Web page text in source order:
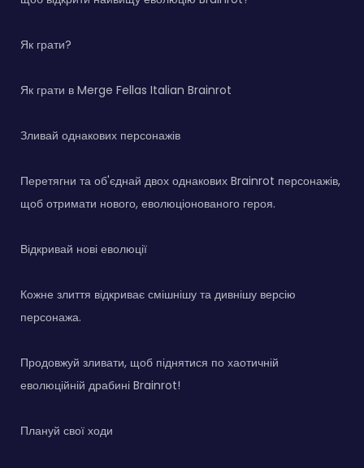
Як грати?
Як грати в Merge Fellas Italian Brainrot
Зливай однакових персонажів
Перетягни та об'єднай двох однакових Brainrot персонажів,
щоб отримати нового, еволюціонованого героя.
Відкривай нові еволюції
Кожне злиття відкриває смішнішу та дивнішу версію
персонажа.
Продовжуй зливати, щоб піднятися по хаотичній
еволюційній драбині Brainrot!
Плануй свої ходи